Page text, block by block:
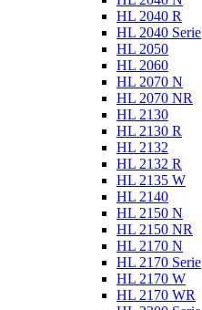
HL 2040 R
HL 2040 Serie
HL 2050
HL 2060
HL 2070 N
HL 2070 NR
HL 2130
HL 2130 R
HL 2132
HL 2132 R
HL 2135 W
HL 2140
HL 2150 N
HL 2150 NR
HL 2170 N
HL 2170 Serie
HL 2170 W
HL 2170 WR